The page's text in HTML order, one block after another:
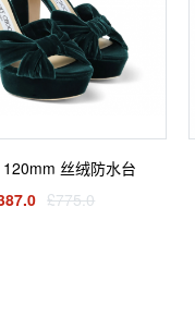
丝绒防水台
£775.0